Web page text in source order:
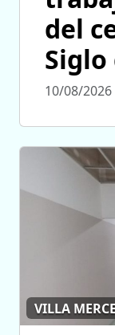
del
Siglo
10/08/2026
VILLA